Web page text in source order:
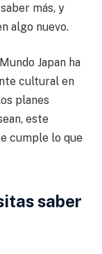
más, y
algo nuevo.
Japan ha
cultural en
planes
este
cumple lo que
saber